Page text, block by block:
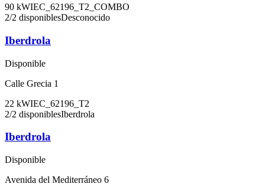
90 kWIEC_62196_T2_COMBO
2/2 disponiblesDesconocido
Iberdrola
Disponible
Calle Grecia 1
22 kWIEC_62196_T2
2/2 disponiblesIberdrola
Iberdrola
Disponible
Avenida del Mediterráneo 6